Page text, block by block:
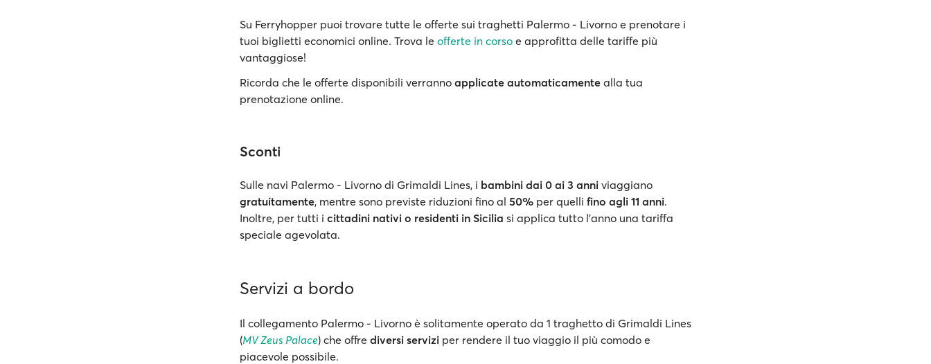
Su Ferryhopper puoi trovare tutte le offerte sui traghetti Palermo - Livorno e prenotare i
tuoi biglietti economici online. Trova le offerte in corso e approfitta delle tariffe più
vantaggiose!
Ricorda che le offerte disponibili verranno applicate automaticamente alla tua
prenotazione online.
Sconti
Sulle navi Palermo - Livorno di Grimaldi Lines, i bambini dai 0 ai 3 anni viaggiano
gratuitamente, mentre sono previste riduzioni fino al 50% per quelli fino agli 11 anni.
Inoltre, per tutti i cittadini nativi o residenti in Sicilia si applica tutto l’anno una tariffa
speciale agevolata.
Servizi a bordo
Il collegamento Palermo - Livorno è solitamente operato da 1 traghetto di Grimaldi Lines
(MV Zeus Palace) che offre diversi servizi per rendere il tuo viaggio il più comodo e
piacevole possibile.